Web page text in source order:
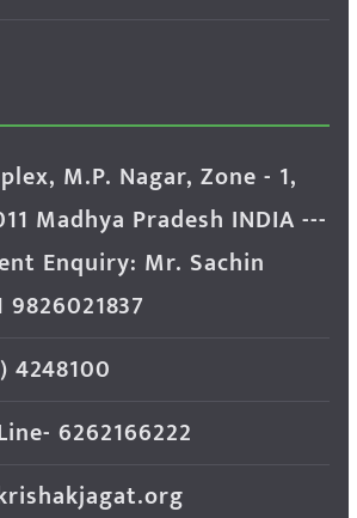
M.P. Nagar, Zone - 1,
Madhya Pradesh INDIA ---
Enquiry: Mr. Sachin
4248100
6262166222